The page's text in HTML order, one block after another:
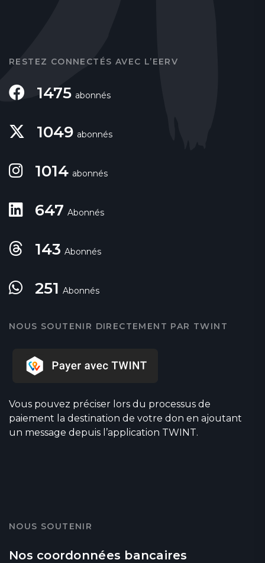
RESTEZ CONNECTÉS AVEC L’EERV
1475 abonnés
1049 abonnés
1014 abonnés
647 Abonnés
143 Abonnés
251 Abonnés
NOUS SOUTENIR DIRECTEMENT PAR TWINT
Vous pouvez préciser lors du processus de
paiement la destination de votre don en ajoutant
un message depuis l’application TWINT.
NOUS SOUTENIR
Nos coordonnées bancaires